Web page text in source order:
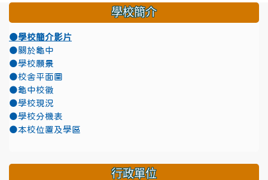
學校簡介
●學校簡介影片
●關於龜中
●學校願景
●校舍平面圖
●龜中校徽
●學校現況
●學校分機表
●本校位置及學區
行政單位